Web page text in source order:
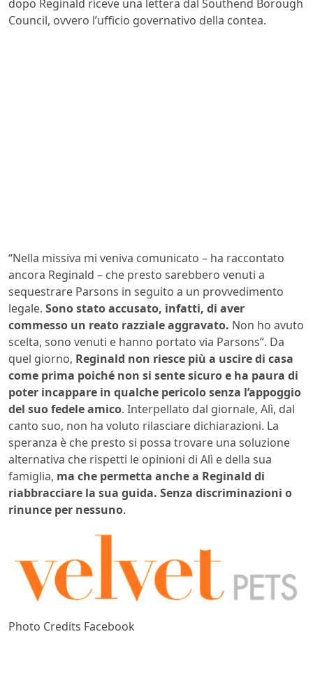
dopo Reginald riceve una lettera dal Southend Borough
Council, ovvero l’ufficio governativo della contea.
“Nella missiva mi veniva comunicato – ha raccontato
ancora Reginald – che presto sarebbero venuti a
sequestrare Parsons in seguito a un provvedimento
legale. Sono stato accusato, infatti, di aver
commesso un reato razziale aggravato. Non ho avuto
scelta, sono venuti e hanno portato via Parsons”. Da
quel giorno, Reginald non riesce più a uscire di casa
come prima poiché non si sente sicuro e ha paura di
poter incappare in qualche pericolo senza l’appoggio
del suo fedele amico. Interpellato dal giornale, Alì, dal
canto suo, non ha voluto rilasciare dichiarazioni. La
speranza è che presto si possa trovare una soluzione
alternativa che rispetti le opinioni di Alì e della sua
famiglia, ma che permetta anche a Reginald di
riabbracciare la sua guida. Senza discriminazioni o
rinunce per nessuno.
Photo Credits Facebook